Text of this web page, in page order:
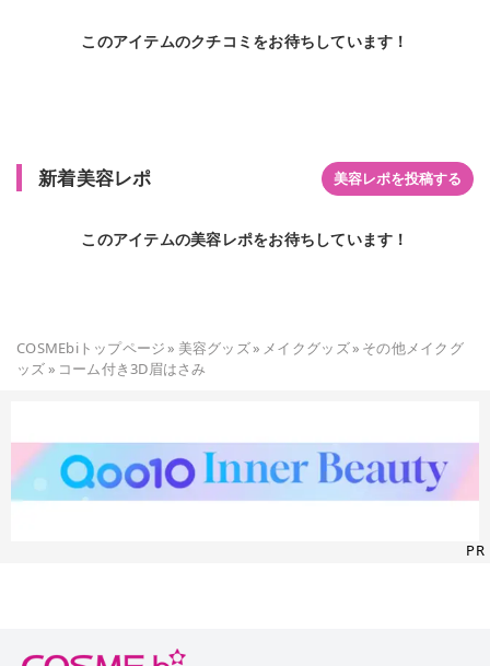
このアイテムのクチコミをお待ちしています！
新着美容レポ 美容レポを投稿する
このアイテムの美容レポをお待ちしています！
COSMEbiトップページ» 美容グッズ» メイクグッズ» その他メイクグ
ッズ» コーム付き3D眉はさみ
PR